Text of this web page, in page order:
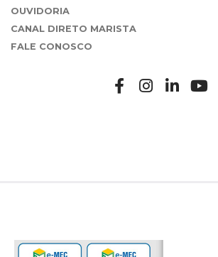
OUVIDORIA
CANAL DIRETO MARISTA
FALE CONOSCO